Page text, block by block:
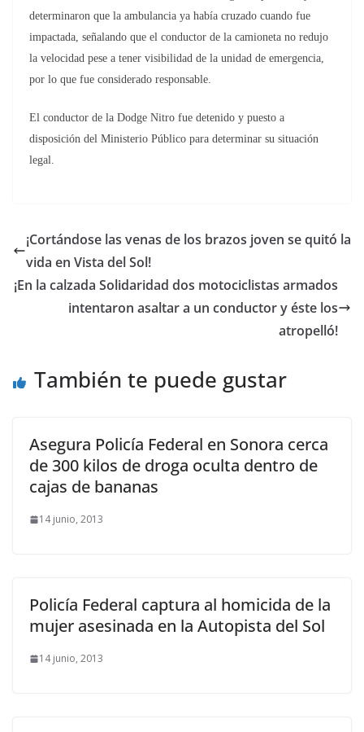
determinaron que la ambulancia ya había cruzado cuando fue
impactada, señalando que el conductor de la camioneta no redujo
la velocidad pese a tener visibilidad de la unidad de emergencia,
por lo que fue considerado responsable.
El conductor de la Dodge Nitro fue detenido y puesto a
disposición del Ministerio Público para determinar su situación
legal.
¡Cortándose las venas de los brazos joven se quitó la
vida en Vista del Sol!
¡En la calzada Solidaridad dos motociclistas armados
intentaron asaltar a un conductor y éste los
atropelló!
También te puede gustar
Asegura Policía Federal en Sonora cerca
de 300 kilos de droga oculta dentro de
cajas de bananas
14 junio, 2013
Policía Federal captura al homicida de la
mujer asesinada en la Autopista del Sol
14 junio, 2013